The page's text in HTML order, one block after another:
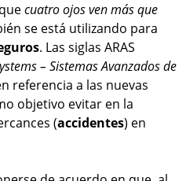
cuatro ojos ven más que
se está utilizando para
. Las siglas ARAS
– Sistemas Avanzados de
referencia a las nuevas
objetivo evitar en la
(accidentes) en